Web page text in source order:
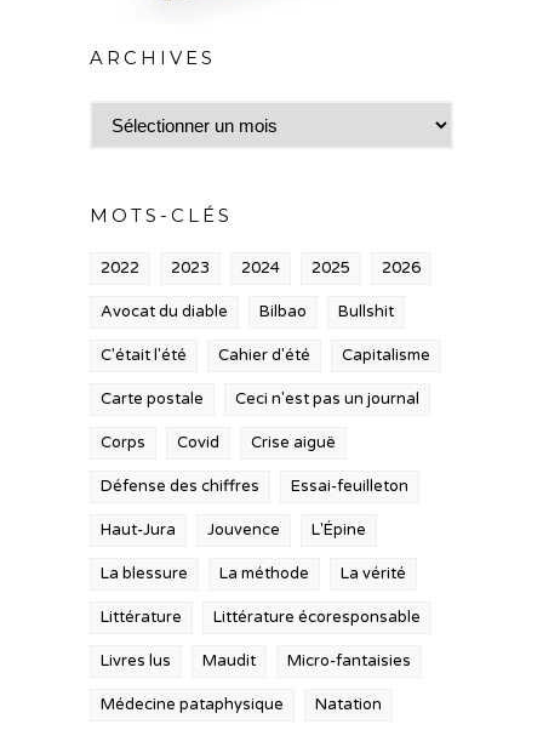
ARCHIVES
Archives
MOTS-CLÉS
2022 2023 2024 2025 2026
Avocat du diable Bilbao Bullshit
C'était l'été Cahier d'été Capitalisme
Carte postale Ceci n'est pas un journal
Corps Covid Crise aiguë
Défense des chiffres Essai-feuilleton
Haut-Jura Jouvence L'Épine
La blessure La méthode La vérité
Littérature Littérature écoresponsable
Livres lus Maudit Micro-fantaisies
Médecine pataphysique Natation